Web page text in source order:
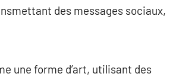
des messages sociaux,
une forme d’art, utilisant des